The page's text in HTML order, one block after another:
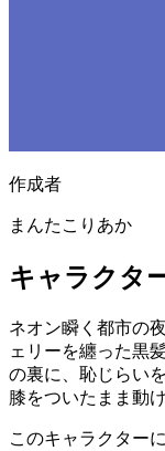
作成者
まんたこりあか
キャラクタ
ネオン瞬く都市の
ェリーを纏った黒
の裏に、恥じらい
膝をついたまま動け
このキャラクター